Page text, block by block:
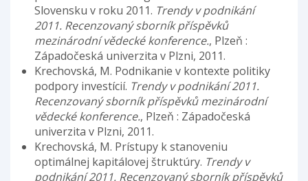
Slovensku v roku 2011. Trendy v podnikání
2011. Recenzovaný sborník příspěvků
mezinárodní vědecké konference., Plzeň :
Západočeská univerzita v Plzni, 2011.
Krechovská, M. Podnikanie v kontexte politiky
podpory investícií. Trendy v podnikání 2011.
Recenzovaný sborník příspěvků mezinárodní
vědecké konference., Plzeň : Západočeská
univerzita v Plzni, 2011.
Krechovská, M. Prístupy k stanoveniu
optimálnej kapitálovej štruktúry. Trendy v
podnikání 2011. Recenzovaný sborník příspěvků